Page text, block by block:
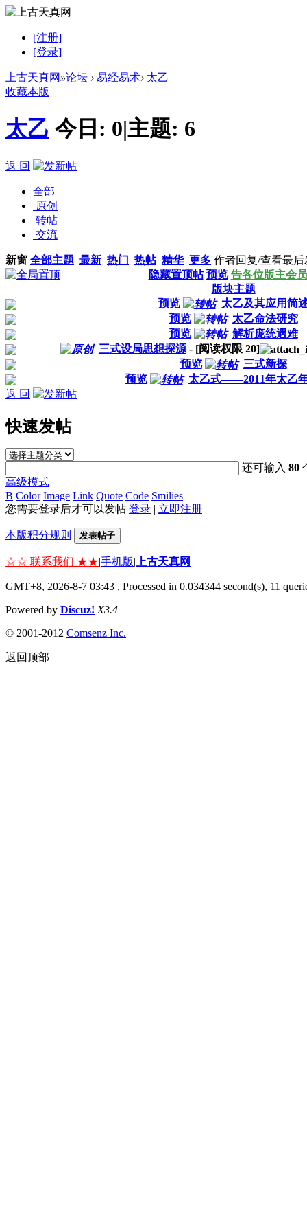
[注册]
[登录]
上古天真网 »论坛 › 易经易术› 太乙
收藏本版
太乙 今日: 0|主题: 6
返 回
全部
原创
转帖
交流
新窗 全部主题 最新 热门 热帖 精华 更多 作者回复/查看最后
隐藏置顶帖 预览 告各位版主会
版块主题
预览
太乙及其应用简
预览
太乙命法研究
预览
解析庞统遇难
三式设局思想探源 - [阅读权限 20]
预览
三式新探
预览
太乙式——2011年太乙
返 回
快速发帖
还可输入80
高级模式
B Color Image Link Quote Code Smilies
您需要登录后才可以发帖 登录 | 立即注册
本版积分规则 发表帖子
☆☆ 联系我们 ★★|手机版| 上古天真网
GMT+8, 2026-8-7 03:43 , Processed in 0.034344 second(s), 11
Powered by Discuz! X3.4
© 2001-2012 Comsenz Inc.
返回顶部